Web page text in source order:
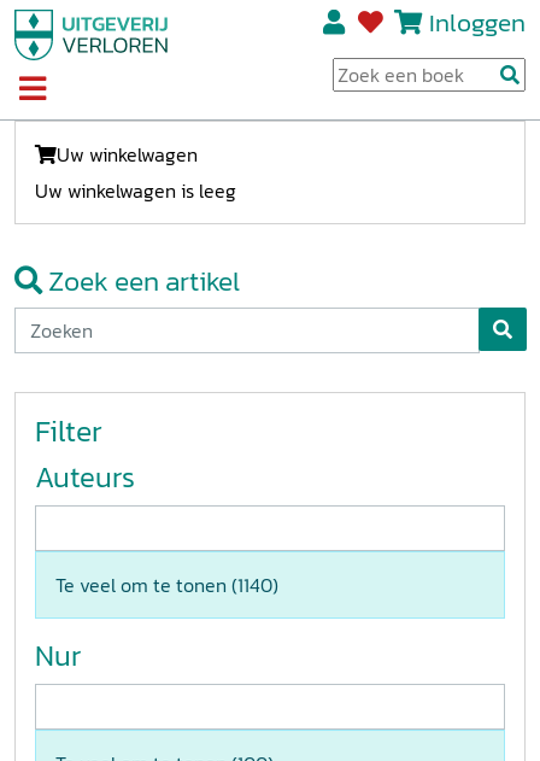
Inloggen
Uw winkelwagen
Uw winkelwagen is leeg
Zoek een artikel
Filter
Auteurs
Te veel om te tonen (1140)
Nur